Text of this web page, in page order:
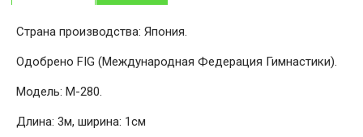
Страна производства: Япония.
Одобрено FIG (Международная Федерация Гимнастики).
Модель: M-280.
Длина: 3м, ширина: 1см